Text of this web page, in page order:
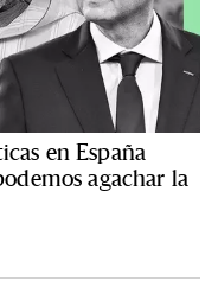
en España
agachar la